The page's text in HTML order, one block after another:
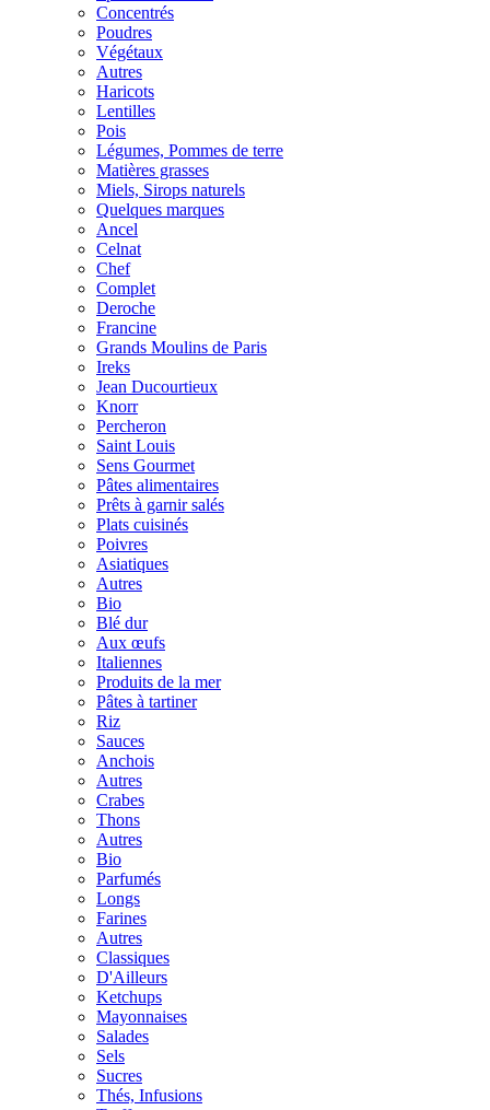
Concentrés
Poudres
Végétaux
Autres
Haricots
Lentilles
Pois
Légumes, Pommes de terre
Matières grasses
Miels, Sirops naturels
Quelques marques
Ancel
Celnat
Chef
Complet
Deroche
Francine
Grands Moulins de Paris
Ireks
Jean Ducourtieux
Knorr
Percheron
Saint Louis
Sens Gourmet
Pâtes alimentaires
Prêts à garnir salés
Plats cuisinés
Poivres
Asiatiques
Autres
Bio
Blé dur
Aux œufs
Italiennes
Produits de la mer
Pâtes à tartiner
Riz
Sauces
Anchois
Autres
Crabes
Thons
Autres
Bio
Parfumés
Longs
Farines
Autres
Classiques
D'Ailleurs
Ketchups
Mayonnaises
Salades
Sels
Sucres
Thés, Infusions